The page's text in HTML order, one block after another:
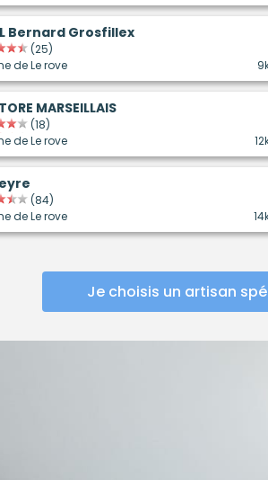
Bernard Grosfillex
(25)
de Le rove
MARSEILLAIS
(18)
de Le rove
(84)
de Le rove
Je choisis un artisan